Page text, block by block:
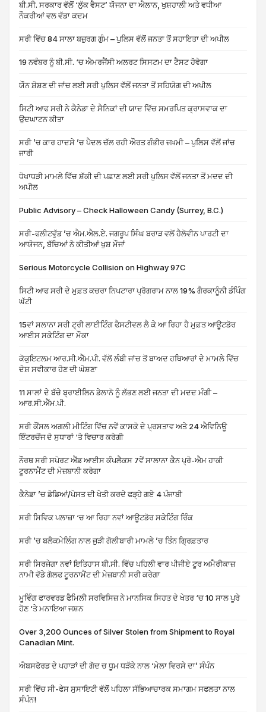
ਬੀ.ਸੀ. ਸਰਕਾਰ ਵੱਲੋਂ ‘ਲੁੱਕ ਵੈਸਟ’ ਯੋਜਨਾ ਦਾ ਐਲਾਨ, ਖੁਸ਼ਹਾਲੀ ਅਤੇ ਵਧੀਆ
ਨੌਕਰੀਆਂ ਵਲ ਵੱਡਾ ਕਦਮ
ਸਰੀ ਵਿੱਚ 84 ਸਾਲਾ ਬਜ਼ੁਰਗ ਗੁੰਮ – ਪੁਲਿਸ ਵੱਲੋਂ ਜਨਤਾ ਤੋਂ ਸਹਾਇਤਾ ਦੀ ਅਪੀਲ
19 ਨਵੰਬਰ ਨੂੰ ਬੀ.ਸੀ. ‘ਚ ਐਮਰਜੈਂਸੀ ਅਲਰਟ ਸਿਸਟਮ ਦਾ ਟੈਸਟ ਹੋਵੇਗਾ
ਯੌਨ ਸ਼ੋਸ਼ਣ ਦੀ ਜਾਂਚ ਲਈ ਸਰੀ ਪੁਲਿਸ ਵੱਲੋਂ ਜਨਤਾ ਤੋਂ ਸਹਿਯੋਗ ਦੀ ਅਪੀਲ
ਸਿਟੀ ਆਫ ਸਰੀ ਨੇ ਕੈਨੇਡਾ ਦੇ ਸੈਨਿਕਾਂ ਦੀ ਯਾਦ ਵਿੱਚ ਸਮਰਪਿਤ ਕ੍ਰਾਸਵਾਕ ਦਾ
ਉਦਘਾਟਨ ਕੀਤਾ
ਸਰੀ ’ਚ ਕਾਰ ਹਾਦਸੇ ’ਚ ਪੈਦਲ ਚੱਲ ਰਹੀ ਔਰਤ ਗੰਭੀਰ ਜ਼ਖ਼ਮੀ – ਪੁਲਿਸ ਵੱਲੋਂ ਜਾਂਚ
ਜਾਰੀ
ਧੋਖਾਧੜੀ ਮਾਮਲੇ ਵਿੱਚ ਸ਼ੱਕੀ ਦੀ ਪਛਾਣ ਲਈ ਸਰੀ ਪੁਲਿਸ ਵੱਲੋਂ ਜਨਤਾ ਤੋਂ ਮਦਦ ਦੀ
ਅਪੀਲ
Public Advisory – Check Halloween Candy (Surrey, B.C.)
ਸਰੀ-ਫਲੀਟਵੁੱਡ ’ਚ ਐਮ.ਐਲ.ਏ. ਜਗਰੂਪ ਸਿੰਘ ਬਰਾੜ ਵਲੋਂ ਹੈਲੋਵੀਨ ਪਾਰਟੀ ਦਾ
ਆਯੋਜਨ, ਬੱਚਿਆਂ ਨੇ ਕੀਤੀਆਂ ਖੁਸ਼ ਮੌਜਾਂ
Serious Motorcycle Collision on Highway 97C
ਸਿਟੀ ਆਫ ਸਰੀ ਦੇ ਮੁਫ਼ਤ ਕਚਰਾ ਨਿਪਟਾਰਾ ਪ੍ਰੋਗਰਾਮ ਨਾਲ 19% ਗੈਰਕਾਨੂੰਨੀ ਡੰਪਿੰਗ
ਘੱਟੀ
15ਵਾਂ ਸਲਾਨਾ ਸਰੀ ਟ੍ਰੀ ਲਾਈਟਿੰਗ ਫੈਸਟੀਵਲ ਲੈ ਕੇ ਆ ਰਿਹਾ ਹੈ ਮੁਫ਼ਤ ਆਊਟਡੋਰ
ਆਈਸ ਸਕੇਟਿੰਗ ਦਾ ਮੌਕਾ
ਕੋਕੁਇਟਲਮ ਆਰ.ਸੀ.ਐੱਮ.ਪੀ. ਵੱਲੋਂ ਲੰਬੀ ਜਾਂਚ ਤੋਂ ਬਾਅਦ ਹਥਿਆਰਾਂ ਦੇ ਮਾਮਲੇ ਵਿੱਚ
ਦੋਸ਼ ਸਵੀਕਾਰ ਹੋਣ ਦੀ ਘੋਸ਼ਣਾ
11 ਸਾਲਾਂ ਦੇ ਬੱਚੇ ਬ੍ਰਾਈਲਿਨ ਡੇਲਾਨੋ ਨੂੰ ਲੱਭਣ ਲਈ ਜਨਤਾ ਦੀ ਮਦਦ ਮੰਗੀ –
ਆਰ.ਸੀ.ਐੱਮ.ਪੀ.
ਸਰੀ ਕੌਂਸਲ ਅਗਲੀ ਮੀਟਿੰਗ ਵਿੱਚ ਨਵੇਂ ਕਾਸਕੋ ਦੇ ਪ੍ਰਸਤਾਵ ਅਤੇ 24 ਐਵਿਨਿਊ
ਇੰਟਰਚੇਂਜ ਦੇ ਸੁਧਾਰਾਂ ‘ਤੇ ਵਿਚਾਰ ਕਰੇਗੀ
ਨੌਰਥ ਸਰੀ ਸਪੋਰਟ ਐਂਡ ਆਈਸ ਕੰਪਲੈਕਸ 7ਵੇਂ ਸਾਲਾਨਾ ਕੈਨ ਪ੍ਰੋ-ਐਮ ਹਾਕੀ
ਟੂਰਨਾਮੈਂਟ ਦੀ ਮੇਜ਼ਬਾਨੀ ਕਰੇਗਾ
ਕੈਨੇਡਾ ’ਚ ਡੋਡਿਆਂ/ਪੋਸਤ ਦੀ ਖੇਤੀ ਕਰਦੇ ਫੜ੍ਹੇ ਗਏ 4 ਪੰਜਾਬੀ
ਸਰੀ ਸਿਵਿਕ ਪਲਾਜ਼ਾ ‘ਚ ਆ ਰਿਹਾ ਨਵਾਂ ਆਊਟਡੋਰ ਸਕੇਟਿੰਗ ਰਿੰਕ
ਸਰੀ ’ਚ ਬਲੈਕਮੇਲਿੰਗ ਨਾਲ ਜੁੜੀ ਗੋਲੀਬਾਰੀ ਮਾਮਲੇ ’ਚ ਤਿੰਨ ਗ੍ਰਿਫ਼ਤਾਰ
ਸਰੀ ਸਿਰਜੇਗਾ ਨਵਾਂ ਇਤਿਹਾਸ ਬੀ.ਸੀ. ਵਿੱਚ ਪਹਿਲੀ ਵਾਰ ਪੀਜੀਏ ਟੂਰ ਅਮੈਰੀਕਾਜ਼
ਨਾਮੀ ਵੱਡੇ ਗੋਲਫ ਟੂਰਨਾਮੈਂਟ ਦੀ ਮੇਜ਼ਬਾਨੀ ਸਰੀ ਕਰੇਗਾ
ਮੂਵਿੰਗ ਫਾਰਵਰਡ ਫੈਮਿਲੀ ਸਰਵਿਸਿਜ਼ ਨੇ ਮਾਨਸਿਕ ਸਿਹਤ ਦੇ ਖੇਤਰ ‘ਚ 10 ਸਾਲ ਪੂਰੇ
ਹੋਣ ‘ਤੇ ਮਨਾਇਆ ਜਸ਼ਨ
Over 3,200 Ounces of Silver Stolen from Shipment to Royal
Canadian Mint.
ਐਬਸਫੋਰਡ ਦੇ ਪਹਾੜਾਂ ਦੀ ਗੋਦ ਚ ਧੂਮ ਧੜੱਕੇ ਨਾਲ ‘ਮੇਲਾ ਵਿਰਸੇ ਦਾ’ ਸੰਪੰਨ
ਸਰੀ ਵਿੱਚ ਸੀ-ਫੇਸ ਸੁਸਾਇਟੀ ਵੱਲੋਂ ਪਹਿਲਾ ਸੱਭਿਆਚਾਰਕ ਸਮਾਗਮ ਸਫਲਤਾ ਨਾਲ
ਸੰਪੰਨ!